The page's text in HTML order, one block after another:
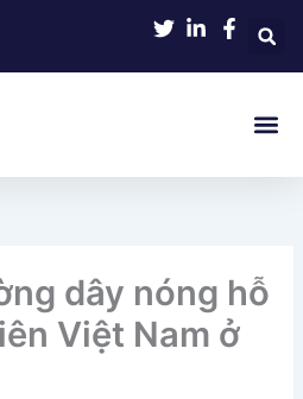
dây nóng hỗ
Việt Nam ở